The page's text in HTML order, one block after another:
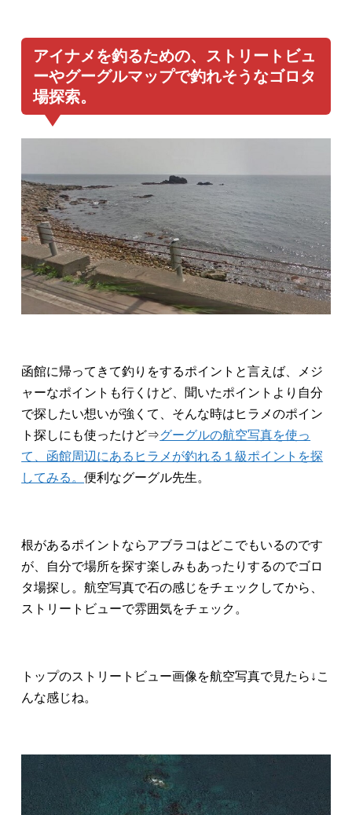
アイナメを釣るための、ストリートビュ
ーやグーグルマップで釣れそうなゴロタ
場探索。
函館に帰ってきて釣りをするポイントと言えば、メジ
ャーなポイントも行くけど、聞いたポイントより自分
で探したい想いが強くて、そんな時はヒラメのポイン
ト探しにも使ったけど⇒グーグルの航空写真を使っ
て、函館周辺にあるヒラメが釣れる１級ポイントを探
してみる。便利なグーグル先生。
根があるポイントならアブラコはどこでもいるのです
が、自分で場所を探す楽しみもあったりするのでゴロ
タ場探し。航空写真で石の感じをチェックしてから、
ストリートビューで雰囲気をチェック。
トップのストリートビュー画像を航空写真で見たら↓こ
んな感じね。